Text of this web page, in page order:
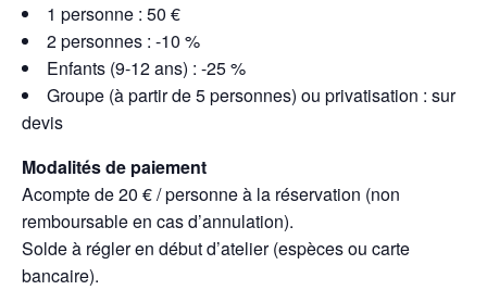
1 personne : 50 €
2 personnes : -10 %
Enfants (9-12 ans) : -25 %
Groupe (à partir de 5 personnes) ou privatisation : sur
devis
Modalités de paiement
Acompte de 20 € / personne à la réservation (non
remboursable en cas d’annulation).
Solde à régler en début d’atelier (espèces ou carte
bancaire).